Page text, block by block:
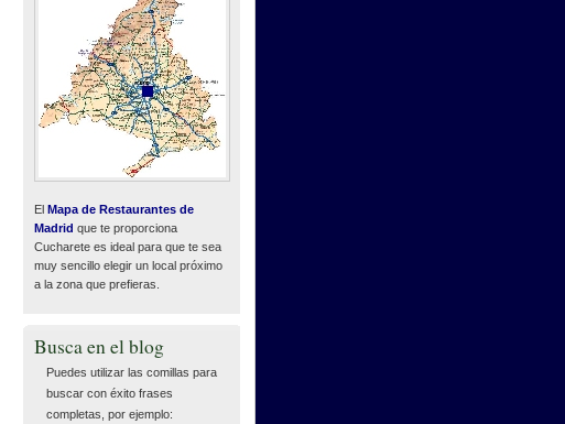
El Mapa de Restaurantes de
Madrid que te proporciona
Cucharete es ideal para que te sea
muy sencillo elegir un local próximo
a la zona que prefieras.
Busca en el blog
Puedes utilizar las comillas para
buscar con éxito frases
completas, por ejemplo: